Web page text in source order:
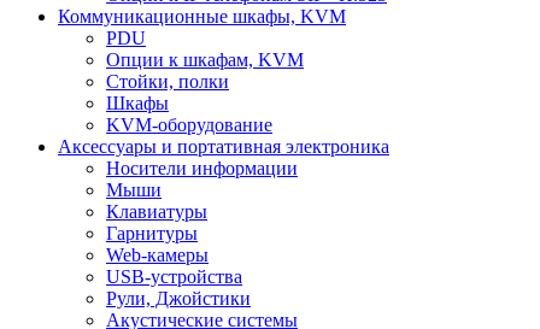
Коммуникационные шкафы, KVM
PDU
Опции к шкафам, KVM
Стойки, полки
Шкафы
KVM-оборудование
Аксессуары и портативная электроника
Носители информации
Мыши
Клавиатуры
Гарнитуры
Web-камеры
USB-устройства
Рули, Джойстики
Акустические системы